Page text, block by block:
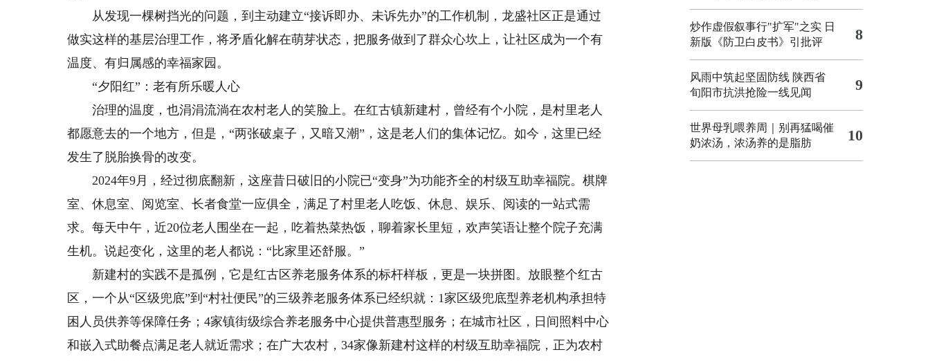
从发现一棵树挡光的问题，到主动建立“接诉即办、未诉先办”的工作机制，龙盛社区正是通过
做实这样的基层治理工作，将矛盾化解在萌芽状态，把服务做到了群众心坎上，让社区成为一个有
温度、有归属感的幸福家园。
“夕阳红”：老有所乐暖人心
治理的温度，也涓涓流淌在农村老人的笑脸上。在红古镇新建村，曾经有个小院，是村里老人
都愿意去的一个地方，但是，“两张破桌子，又暗又潮”，这是老人们的集体记忆。如今，这里已经
发生了脱胎换骨的改变。
2024年9月，经过彻底翻新，这座昔日破旧的小院已“变身”为功能齐全的村级互助幸福院。棋牌
室、休息室、阅览室、长者食堂一应俱全，满足了村里老人吃饭、休息、娱乐、阅读的一站式需
求。每天中午，近20位老人围坐在一起，吃着热菜热饭，聊着家长里短，欢声笑语让整个院子充满
生机。说起变化，这里的老人都说：“比家里还舒服。”
新建村的实践不是孤例，它是红古区养老服务体系的标杆样板，更是一块拼图。放眼整个红古
区，一个从“区级兜底”到“村社便民”的三级养老服务体系已经织就：1家区级兜底型养老机构承担特
困人员供养等保障任务；4家镇街级综合养老服务中心提供普惠型服务；在城市社区，日间照料中心
和嵌入式助餐点满足老人就近需求；在广大农村，34家像新建村这样的村级互助幸福院，正为农村
炒作虚假叙事行"扩军"之实 日
新版《防卫白皮书》引批评
8
风雨中筑起坚固防线 陕西省
旬阳市抗洪抢险一线见闻
9
世界母乳喂养周｜别再猛喝催
奶浓汤，浓汤养的是脂肪
10